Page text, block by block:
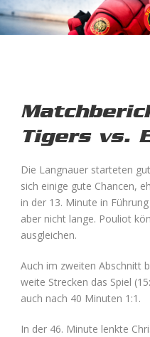
Tigers vs.
Die Langnauer starteten
sich einige gute Chancen,
in der 13. Minute in
aber nicht lange. Pouliot
ausgleichen.
Auch im zweiten Abschnitt
weite Strecken das Spiel
auch nach 40 Minuten 1:1.
In der 46. Minute lenkte